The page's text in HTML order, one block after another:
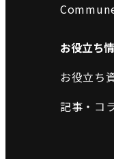
お役立ち
お役立ち
記事・コ